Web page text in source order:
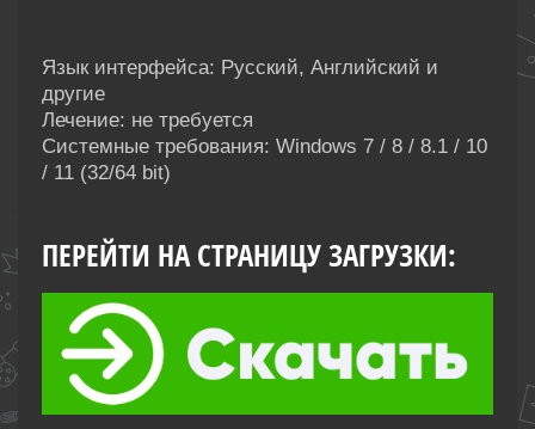
Язык интерфейса: Русский, Английский и
другие
Лечение: не требуется
Системные требования: Windows 7 / 8 / 8.1 / 10
/ 11 (32/64 bit)
ПЕРЕЙТИ НА СТРАНИЦУ ЗАГРУЗКИ: